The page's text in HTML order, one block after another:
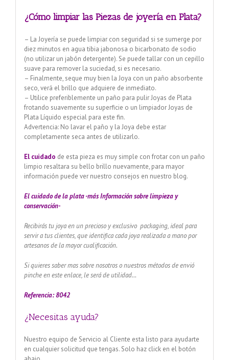
¿Cómo limpiar las Piezas de joyería en Plata?
– La Joyería se puede limpiar con seguridad si se sumerge por
diez minutos en agua tibia jabonosa o bicarbonato de sodio
(no utilizar un jabón detergente). Se puede tallar con un cepillo
suave para remover la suciedad, si es necesario.
– Finalmente, seque muy bien la Joya con un paño absorbente
seco, verá el brillo que adquiere de inmediato.
– Utilice preferiblemente un paño para pulir Joyas de Plata
frotando suavemente su superficie o un limpiador Joyas de
Plata Líquido especial para este fin.
Advertencia: No lavar el paño y la Joya debe estar
completamente seca antes de utilizarlo.
El cuidado de esta pieza es muy simple con frotar con un paño
limpio resaltara su bello brillo nuevamente, para mayor
información puede ver nuestro consejos en nuestro blog.
El cuidado dela plata -más Información sobre limpieza y
conservación-
Recibirás tu joya en un precioso y exclusivo packaging, ideal para
servir a tus clientes, que identifica cada joya realizada a mano por
artesanos de la mayor cualificación.
Si quieres saber mas sobre nosotros o nuestros métodos de envió
pinche en este enlace, le será de utilidad…
Referencia: 8042
¿Necesitas ayuda?
Nuestro equipo de Servicio al Cliente esta listo para ayudarte
en cualquier solicitud que tengas. Solo haz click en el botón